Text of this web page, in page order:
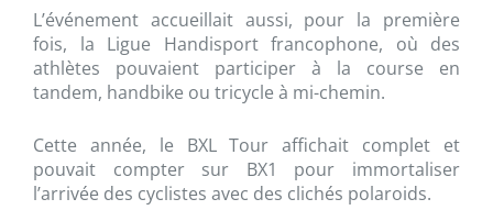
L’événement accueillait aussi, pour la première
fois, la Ligue Handisport francophone, où des
athlètes pouvaient participer à la course en
tandem, handbike ou tricycle à mi-chemin.
Cette année, le BXL Tour affichait complet et
pouvait compter sur BX1 pour immortaliser
l’arrivée des cyclistes avec des clichés polaroids.